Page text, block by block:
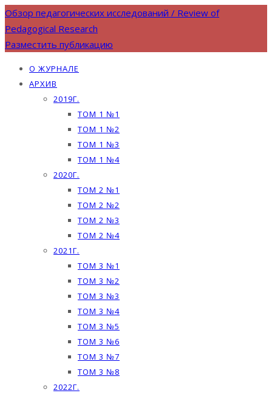
Обзор педагогических исследований / Review of
Pedagogical Research
Разместить публикацию
О ЖУРНАЛЕ
АРХИВ
2019Г.
ТОМ 1 №1
ТОМ 1 №2
ТОМ 1 №3
ТОМ 1 №4
2020Г.
ТОМ 2 №1
ТОМ 2 №2
ТОМ 2 №3
ТОМ 2 №4
2021Г.
ТОМ 3 №1
ТОМ 3 №2
ТОМ 3 №3
ТОМ 3 №4
ТОМ 3 №5
ТОМ 3 №6
ТОМ 3 №7
ТОМ 3 №8
2022Г.